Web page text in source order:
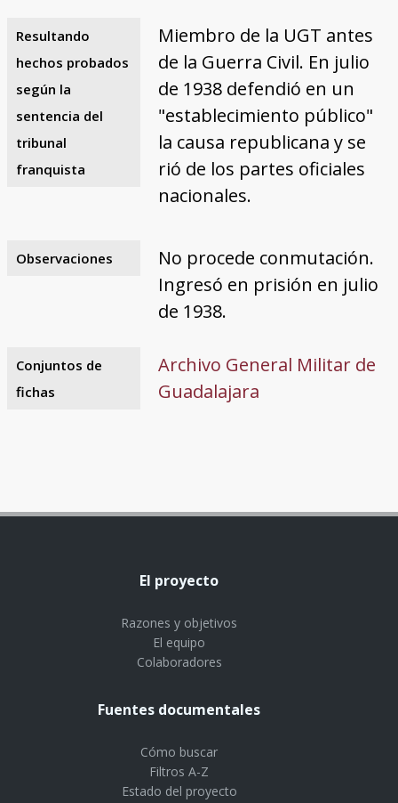
Resultando
hechos probados
según la
sentencia del
tribunal
franquista
Miembro de la UGT antes
de la Guerra Civil. En julio
de 1938 defendió en un
"establecimiento público"
la causa republicana y se
rió de los partes oficiales
nacionales.
Observaciones
No procede conmutación.
Ingresó en prisión en julio
de 1938.
Conjuntos de
fichas
Archivo General Militar de
Guadalajara
El proyecto
Razones y objetivos
El equipo
Colaboradores
Fuentes documentales
Cómo buscar
Filtros A-Z
Estado del proyecto